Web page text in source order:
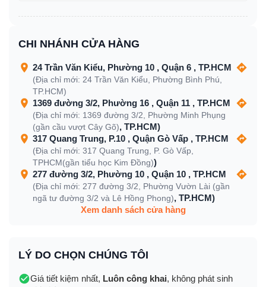
CHI NHÁNH CỬA HÀNG
24 Trần Văn Kiểu, Phường 10 , Quận 6 , TP.HCM
(Địa chỉ mới: 24 Trần Văn Kiểu, Phường Bình Phú,
TP.HCM)
1369 đường 3/2, Phường 16 , Quận 11 , TP.HCM
(Địa chỉ mới: 1369 đường 3/2, Phường Minh Phụng
(gần cầu vượt Cây Gõ), TP.HCM)
317 Quang Trung, P.10 , Quận Gò Vấp , TP.HCM
(Địa chỉ mới: 317 Quang Trung, P. Gò Vấp,
TPHCM(gần tiểu học Kim Đồng))
277 đường 3/2, Phường 10 , Quận 10 , TP.HCM
(Địa chỉ mới: 277 đường 3/2, Phường Vườn Lài (gần
ngã tư đường 3/2 và Lê Hồng Phong), TP.HCM)
Xem danh sách cửa hàng
LÝ DO CHỌN CHÚNG TÔI
Giá tiết kiệm nhất, Luôn công khai, không phát sinh